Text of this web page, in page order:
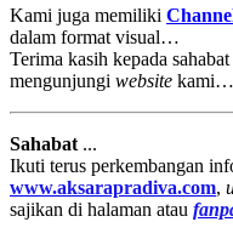
Kami juga memiliki
dalam format visual…
Terima kasih kepada
mengunjungi website kami…
Sahabat ...
Ikuti terus perkembangan
www.aksarapradiva.com,
sajikan di halaman atau